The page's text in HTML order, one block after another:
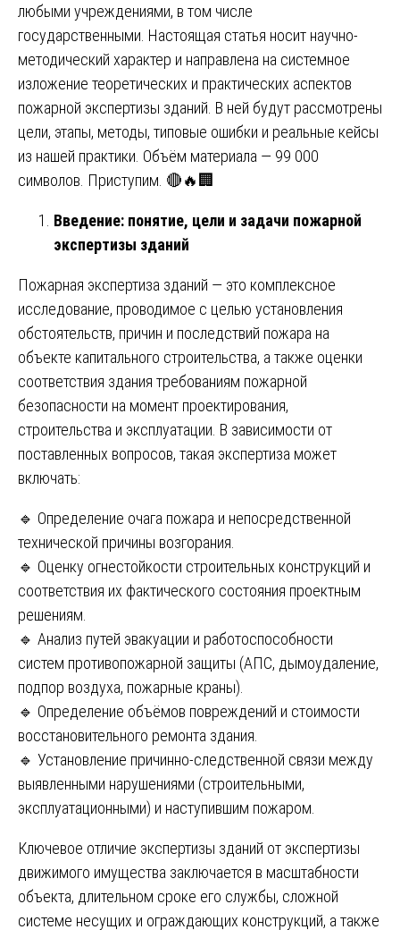
любыми учреждениями, в том числе
государственными. Настоящая статья носит научно-
методический характер и направлена на системное
изложение теоретических и практических аспектов
пожарной экспертизы зданий. В ней будут рассмотрены
цели, этапы, методы, типовые ошибки и реальные кейсы
из нашей практики. Объём материала — 99 000
символов. Приступим. 🔴🔥🏢
Введение: понятие, цели и задачи пожарной
экспертизы зданий
Пожарная экспертиза зданий — это комплексное
исследование, проводимое с целью установления
обстоятельств, причин и последствий пожара на
объекте капитального строительства, а также оценки
соответствия здания требованиям пожарной
безопасности на момент проектирования,
строительства и эксплуатации. В зависимости от
поставленных вопросов, такая экспертиза может
включать:
🔹 Определение очага пожара и непосредственной
технической причины возгорания.
🔹 Оценку огнестойкости строительных конструкций и
соответствия их фактического состояния проектным
решениям.
🔹 Анализ путей эвакуации и работоспособности
систем противопожарной защиты (АПС, дымоудаление,
подпор воздуха, пожарные краны).
🔹 Определение объёмов повреждений и стоимости
восстановительного ремонта здания.
🔹 Установление причинно-следственной связи между
выявленными нарушениями (строительными,
эксплуатационными) и наступившим пожаром.
Ключевое отличие экспертизы зданий от экспертизы
движимого имущества заключается в масштабности
объекта, длительном сроке его службы, сложной
системе несущих и ограждающих конструкций, а также